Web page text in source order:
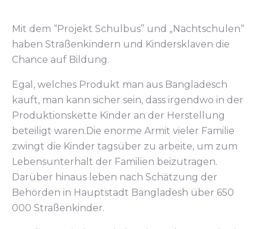
Mit dem “Projekt Schulbus” und „Nachtschulen“
haben Straßenkindern und Kindersklaven die
Chance auf Bildung.
Egal, welches Produkt man aus Bangladesch
kauft, man kann sicher sein, dass irgendwo in der
Produktionskette Kinder an der Herstellung
beteiligt waren.Die enorme Armit vieler Familie
zwingt die Kinder tagsüber zu arbeite, um zum
Lebensunterhalt der Familien beizutragen.
Darüber hinaus leben nach Schätzung der
Behörden in Hauptstadt Bangladesh über 650
000 Straßenkinder.